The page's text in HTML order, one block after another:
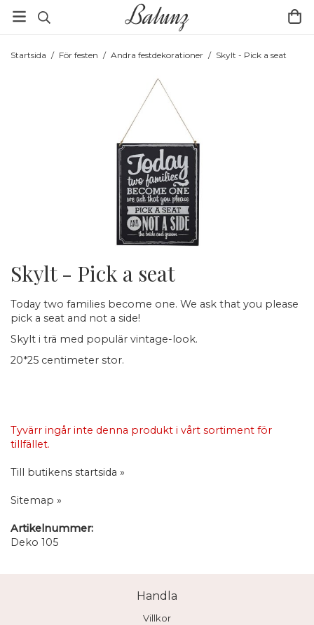
Startsida / För festen / Andra festdekorationer / Skylt - Pick a seat
Skylt - Pick a seat
Today two families become one. We ask that you please
pick a seat and not a side!
Skylt i trä med populär vintage-look.
20*25 centimeter stor.
Tyvärr ingår inte denna produkt i vårt sortiment för
tillfället.
Till butikens startsida »
Sitemap »
Artikelnummer:
Deko 105
Handla
Villkor